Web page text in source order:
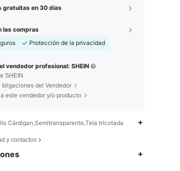
gratuitas en 30 días
las compras
Protección de la privacidad
vendedor profesional: SHEIN
SHEIN
bligaciones del Vendedor
este vendedor y/o producto
Cárdigan,Semitransparente,Tela tricotada
y contactos